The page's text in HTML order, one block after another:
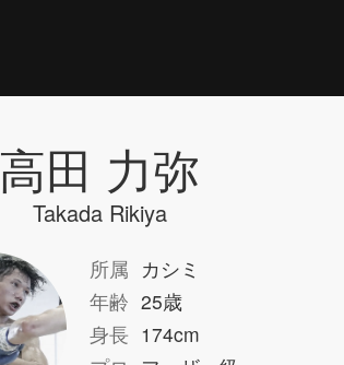
高田 力弥
Takada Rikiya
所属 カシミ
年齢 25歳
身長 174cm